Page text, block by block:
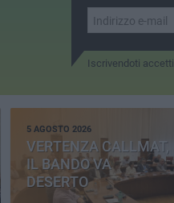
Iscrivendoti
5 AGOSTO 2026
VERTENZA CALLMAT,
IL BANDO VA
DESERTO